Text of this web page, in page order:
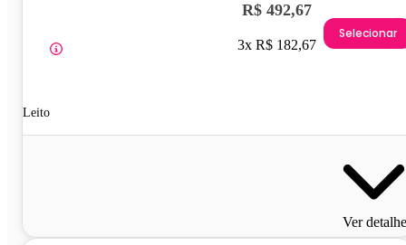
Leito
R$ 492,67
3x R$ 182,67
Selecionar
Ver